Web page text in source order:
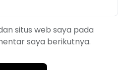
situs web saya pada
saya berikutnya.